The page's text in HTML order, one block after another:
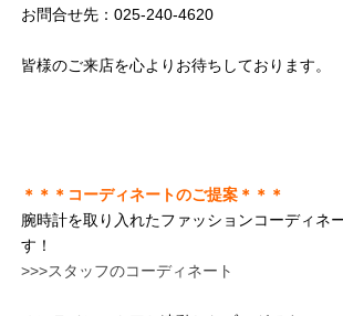
お問合せ先：025-240-4620
皆様のご来店を心よりお待ちしております。
＊＊＊コーディネートのご提案＊＊＊
腕時計を取り入れたファッションコーディネ
す！
>>>スタッフのコーディネート